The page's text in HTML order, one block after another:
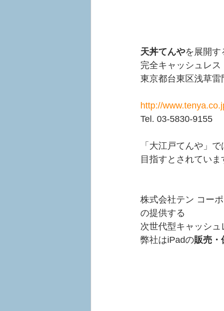
天丼てんやを展開す
完全キャッシュレ
東京都台東区浅草雷
http://
Tel. 03-5830-9155
「大江戸てんや」
目指すとされていま
株式会社テン コー
の提供する
次世代型キャッシュ
弊社はiPadの販売・